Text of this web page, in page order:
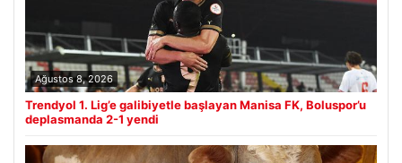
Ağustos 8, 2026
Trendyol 1. Lig’e galibiyetle başlayan Manisa FK, Boluspor’u
deplasmanda 2-1 yendi